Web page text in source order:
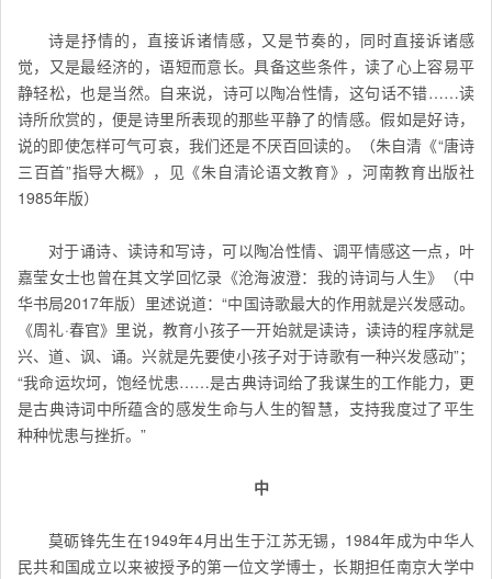
诗是抒情的，直接诉诸情感，又是节奏的，同时直接诉诸感
觉，又是最经济的，语短而意长。具备这些条件，读了心上容易平
静轻松，也是当然。自来说，诗可以陶冶性情，这句话不错……读
诗所欣赏的，便是诗里所表现的那些平静了的情感。假如是好诗，
说的即使怎样可气可哀，我们还是不厌百回读的。（朱自清《“唐诗
三百首”指导大概》，见《朱自清论语文教育》，河南教育出版社
1985年版）
对于诵诗、读诗和写诗，可以陶冶性情、调平情感这一点，叶
嘉莹女士也曾在其文学回忆录《沧海波澄：我的诗词与人生》（中
华书局2017年版）里述说道：“中国诗歌最大的作用就是兴发感动。
《周礼·春官》里说，教育小孩子一开始就是读诗，读诗的程序就是
兴、道、讽、诵。兴就是先要使小孩子对于诗歌有一种兴发感动”；
“我命运坎坷，饱经忧患……是古典诗词给了我谋生的工作能力，更
是古典诗词中所蕴含的感发生命与人生的智慧，支持我度过了平生
种种忧患与挫折。”
中
莫砺锋先生在1949年4月出生于江苏无锡，1984年成为中华人
民共和国成立以来被授予的第一位文学博士，长期担任南京大学中